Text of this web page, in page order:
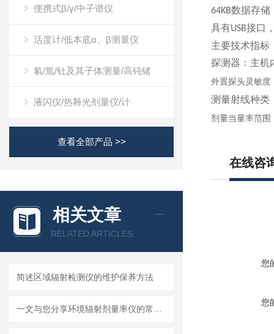
便携式β/γ/中子谱仪
活度计/低本底α、β测量仪
氡/氚/钍及其子体测量/高钝锗
液闪仪/热释光剂量仪/计
查看全部产品 >>
相关文章
RELATED ARTICLES
简述区域辐射检测仪的维护保养方法
64KB数据存储
具有USB接口
主要技术指标
探测器：主机
外置探头灵敏度
测量射线种类
剂量当量率范围
在线咨
您
您